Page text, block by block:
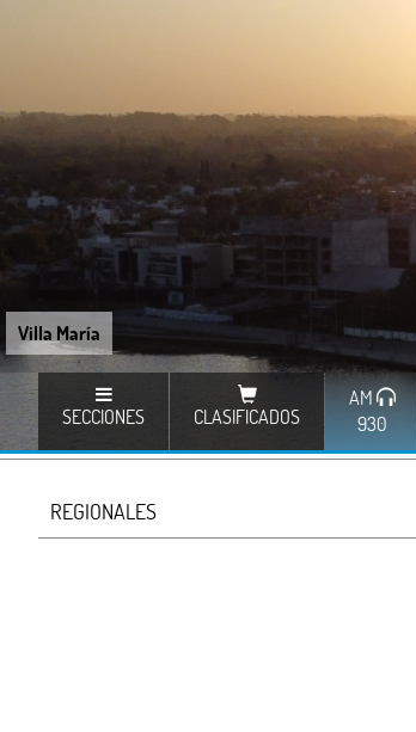
Villa María
SECCIONES CLASIFICADOS
AM
930
REGIONALES